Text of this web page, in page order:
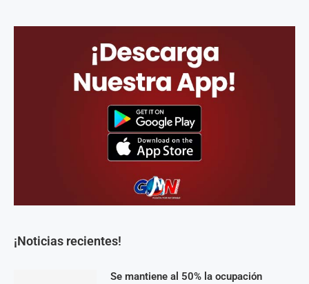
¡Noticias recientes!
Se mantiene al 50% la ocupación